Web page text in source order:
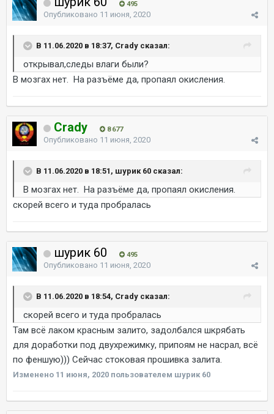
495
Опубликовано 11 июня, 2020
В 11.06.2020 в 18:37, Crady сказал:
открывал,следы влаги были?
В мозгах нет. На разъёме да, пропаял окисления.
Crady 8 677
Опубликовано 11 июня, 2020
В 11.06.2020 в 18:51, шурик 60 сказал:
В мозгах нет. На разъёме да, пропаял окисления.
скорей всего и туда пробралась
шурик 60 495
Опубликовано 11 июня, 2020
В 11.06.2020 в 18:54, Crady сказал:
скорей всего и туда пробралась
Там всё лаком красным залито, задолбался шкрябать
для доработки под двухрежимку, припоям не насрал, всё
по феншую))) Сейчас стоковая прошивка залита.
Изменено 11 июня, 2020 пользователем шурик 60